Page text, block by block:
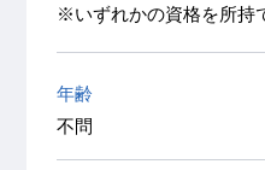
※いずれかの資格を所持
年齢
不問